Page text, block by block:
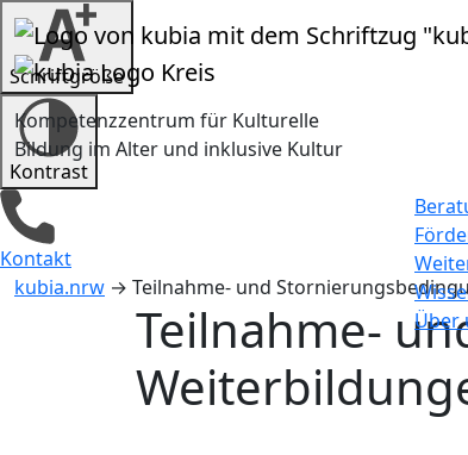
Zum Inhalt springen
Kompetenzzentrum für Kulturelle
Bildung im Alter und inklusive Kultur
Über
Schrift­größe
Kontrast
Kontakt
kubia.nrw → Teilnahme- und
Teilnahme-